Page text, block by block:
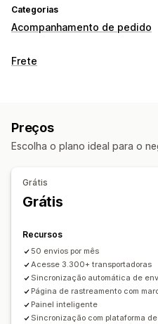
Categorias
Acompanhamento de pedido
Acompanhamento
Link de rastreamento
Data de entrega estimada
Várias transportadoras
Mascaramento de
Notificações
E-mail
Notificações em
Notificações personalizadas
Frete
Sincronização de pedidos
Seleção de transportadora
Sincronização de pedidos
Página de rastreamento com a
Notificações por e-mail
Preços
Escolha o plano ideal para o
Grátis
Grátis
Recursos
50 envios por mês
Acesse 3.300+ transportadoras
Sincronização automática de
Página de rastreamento com
Painel inteligente
Sincronização com plataforma